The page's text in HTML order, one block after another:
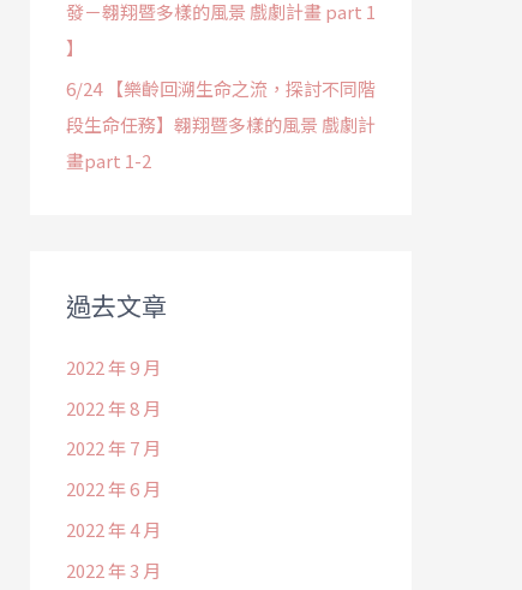
發－翱翔暨多樣的風景 戲劇計畫 part 1
】
6/24 【樂齡回溯生命之流，探討不同階
段生命任務】翱翔暨多樣的風景 戲劇計
畫part 1-2
過去文章
2022 年 9 月
2022 年 8 月
2022 年 7 月
2022 年 6 月
2022 年 4 月
2022 年 3 月